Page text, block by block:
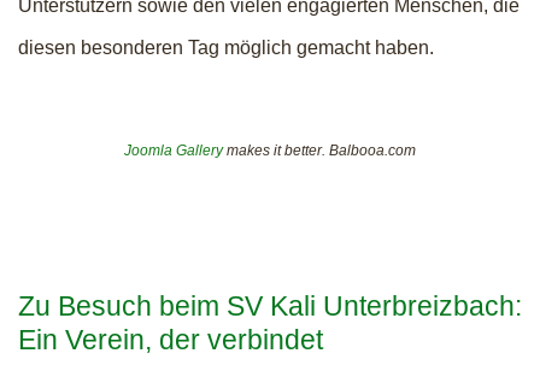
Unterstützern sowie den vielen engagierten Menschen, die
diesen besonderen Tag möglich gemacht haben.
Joomla Gallerymakes it better. Balbooa.com
Zu Besuch beim SV Kali Unterbreizbach:
Ein Verein, der verbindet